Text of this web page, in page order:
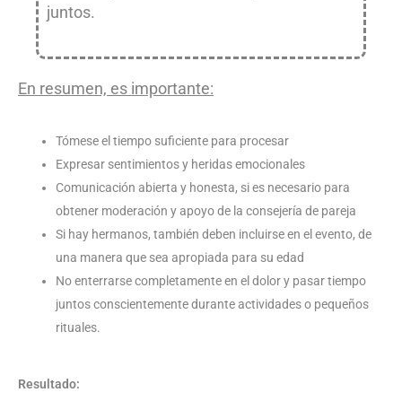
juntos.
En resumen, es importante:
Tómese el tiempo suficiente para procesar
Expresar sentimientos y heridas emocionales
Comunicación abierta y honesta, si es necesario para
obtener moderación y apoyo de la consejería de pareja
Si hay hermanos, también deben incluirse en el evento, de
una manera que sea apropiada para su edad
No enterrarse completamente en el dolor y pasar tiempo
juntos conscientemente durante actividades o pequeños
rituales.
Resultado: